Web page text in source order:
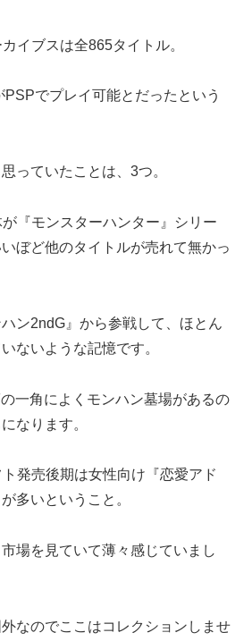
イブスは全865タイトル。
でプレイ可能とだったという
っていたことは、3つ。
『モンスターハンター』シリー
ぼど他のタイトルが売れて無かっ
ン2ndG』から参戦して、ほとん
ないような記憶です。
一角によくモンハン墓場があるの
なります。
発売後期は女性向け『恋愛アド
多いということ。
場を見ていて薄々感じていまし
なのでここはコレクションしませ